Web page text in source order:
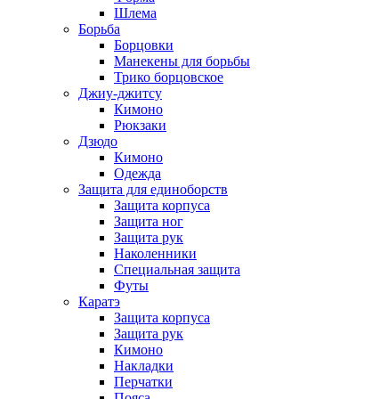
Шлема
Борьба
Борцовки
Манекены для борьбы
Трико борцовское
Джиу-джитсу
Кимоно
Рюкзаки
Дзюдо
Кимоно
Одежда
Защита для единоборств
Защита корпуса
Защита ног
Защита рук
Наколенники
Специальная защита
Футы
Каратэ
Защита корпуса
Защита рук
Кимоно
Накладки
Перчатки